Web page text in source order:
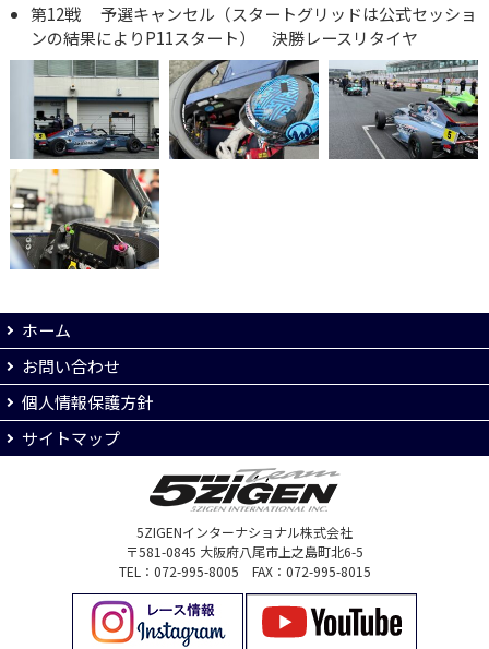
第12戦 予選キャンセル（スタートグリッドは公式セッショ
ンの結果によりP11スタート） 決勝レースリタイヤ
ホーム
お問い合わせ
個人情報保護方針
サイトマップ
5ZIGENインターナショナル株式会社
〒581-0845 大阪府八尾市上之島町北6-5
TEL：072-995-8005 FAX：072-995-8015